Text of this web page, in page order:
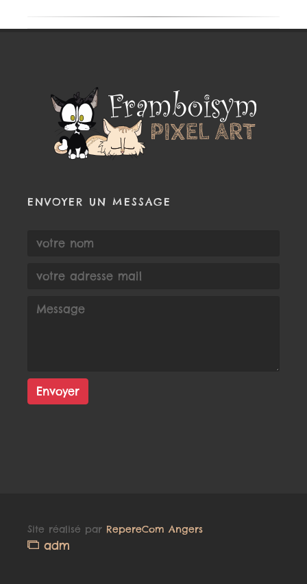
ENVOYER UN MESSAGE
Envoyer
Site réalisé par RepereCom Angers
adm